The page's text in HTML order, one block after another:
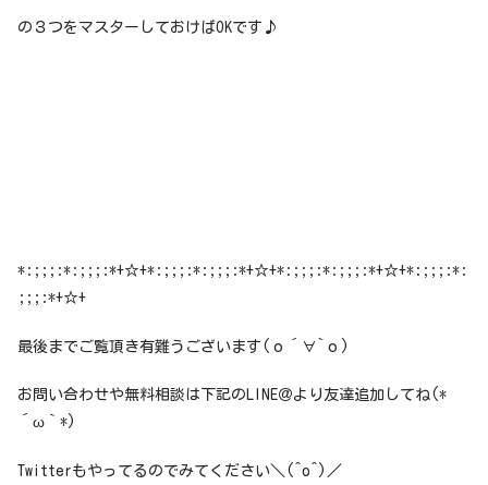
の３つをマスターしておけばOKです♪
*:;;;:*:;;;:*+☆+*:;;;:*:;;;:*+☆+*:;;;:*:;;;:*+☆+*:;;;:*:
;;;:*+☆+
最後までご覧頂き有難うございます(о´∀`о)
お問い合わせや無料相談は下記のLINE＠より友達追加してね(*
´ω｀*)
Twitterもやってるのでみてください＼(^o^)／